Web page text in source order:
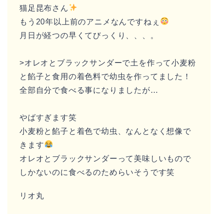
猫足昆布さん
もう20年以上前のアニメなんですねぇ
月日が経つの早くてびっくり、、、。
>オレオとブラックサンダーで土を作って小麦粉
と餡子と食用の着色料で幼虫を作ってました！
全部自分で食べる事になりましたが…
やばすぎます笑
小麦粉と餡子と着色で幼虫、なんとなく想像で
きます
オレオとブラックサンダーって美味しいもので
しかないのに食べるのためらいそうです笑
リオ丸